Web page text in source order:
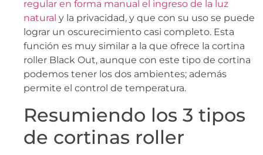
regular en forma manual el ingreso de la luz
natural y la privacidad, y que con su uso se puede
lograr un oscurecimiento casi completo. Esta
función es muy similar a la que ofrece la cortina
roller Black Out, aunque con este tipo de cortina
podemos tener los dos ambientes; además
permite el control de temperatura.
Resumiendo los 3 tipos
de cortinas roller